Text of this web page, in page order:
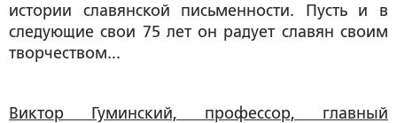
истории славянской письменности. Пусть и в
следующие свои 75 лет он радует славян своим
творчеством...
Виктор Гуминский, профессор, главный